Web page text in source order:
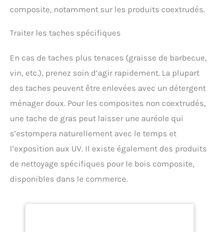
composite, notamment sur les produits coextrudés.
Traiter les taches spécifiques
En cas de taches plus tenaces (graisse de barbecue,
vin, etc.), prenez soin d’agir rapidement. La plupart
des taches peuvent être enlevées avec un détergent
ménager doux. Pour les composites non coextrudés,
une tache de gras peut laisser une auréole qui
s’estompera naturellement avec le temps et
l’exposition aux UV. Il existe également des produits
de nettoyage spécifiques pour le bois composite,
disponibles dans le commerce.